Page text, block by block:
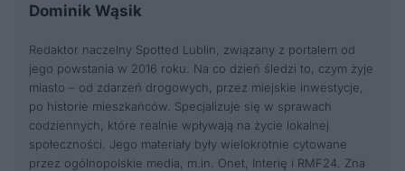
Dominik Wąsik
Redaktor naczelny Spotted Lublin, związany z portalem od
jego powstania w 2016 roku. Na co dzień śledzi to, czym żyje
miasto – od zdarzeń drogowych, przez miejskie inwestycje,
po historie mieszkańców. Specjalizuje się w sprawach
codziennych, które realnie wpływają na życie lokalnej
społeczności. Jego materiały były wielokrotnie cytowane
przez ogólnopolskie media, m.in. Onet, Interię i RMF24. Zna